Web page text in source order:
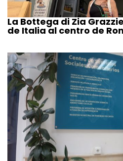
La Bottega di Zia
de Italia al centro de